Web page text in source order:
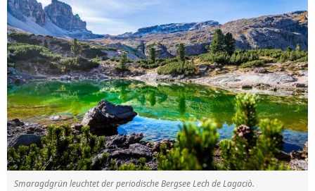
Smaragdgrün leuchtet der periodische Bergsee Lech de Lagaciò.